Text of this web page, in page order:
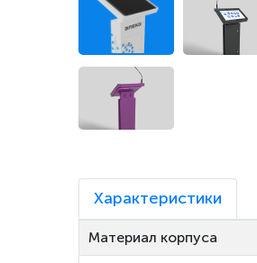
Характеристики
Материал корпуса